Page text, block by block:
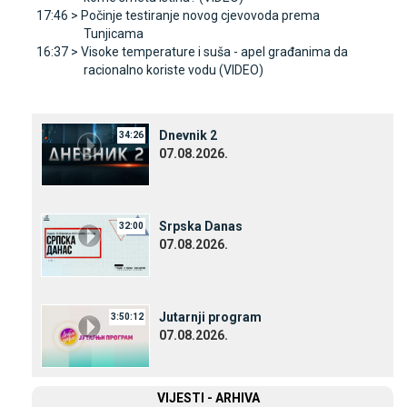
17:46 > Počinje testiranje novog cjevovoda prema
Tunjicama
16:37 > Visoke temperature i suša - apel građanima da
racionalno koriste vodu (VIDEO)
34:26
Dnevnik 2
07.08.2026.
32:00
Srpska Danas
07.08.2026.
3:50:12
Јutarnji program
07.08.2026.
VIЈESTI - ARHIVA